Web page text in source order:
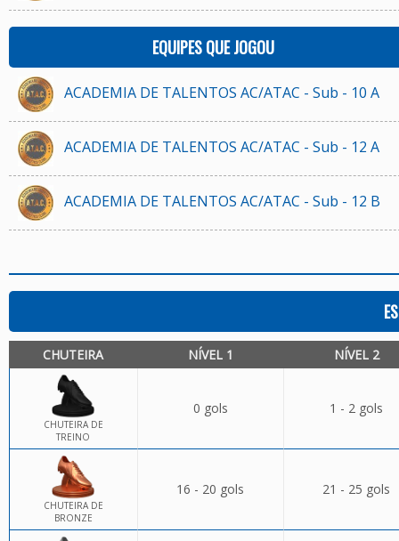
EQUIPES QUE JOGOU
ACADEMIA DE TALENTOS AC/ATAC - Sub - 10 A
ACADEMIA DE TALENTOS AC/ATAC - Sub - 12 A
ACADEMIA DE TALENTOS AC/ATAC - Sub - 12 B
CHUTEIRA NÍVEL 1 NÍVEL 2
CHUTEIRA DE
TREINO
0 gols 1 - 2 gols
CHUTEIRA DE
BRONZE
16 - 20 gols 21 - 25 gols